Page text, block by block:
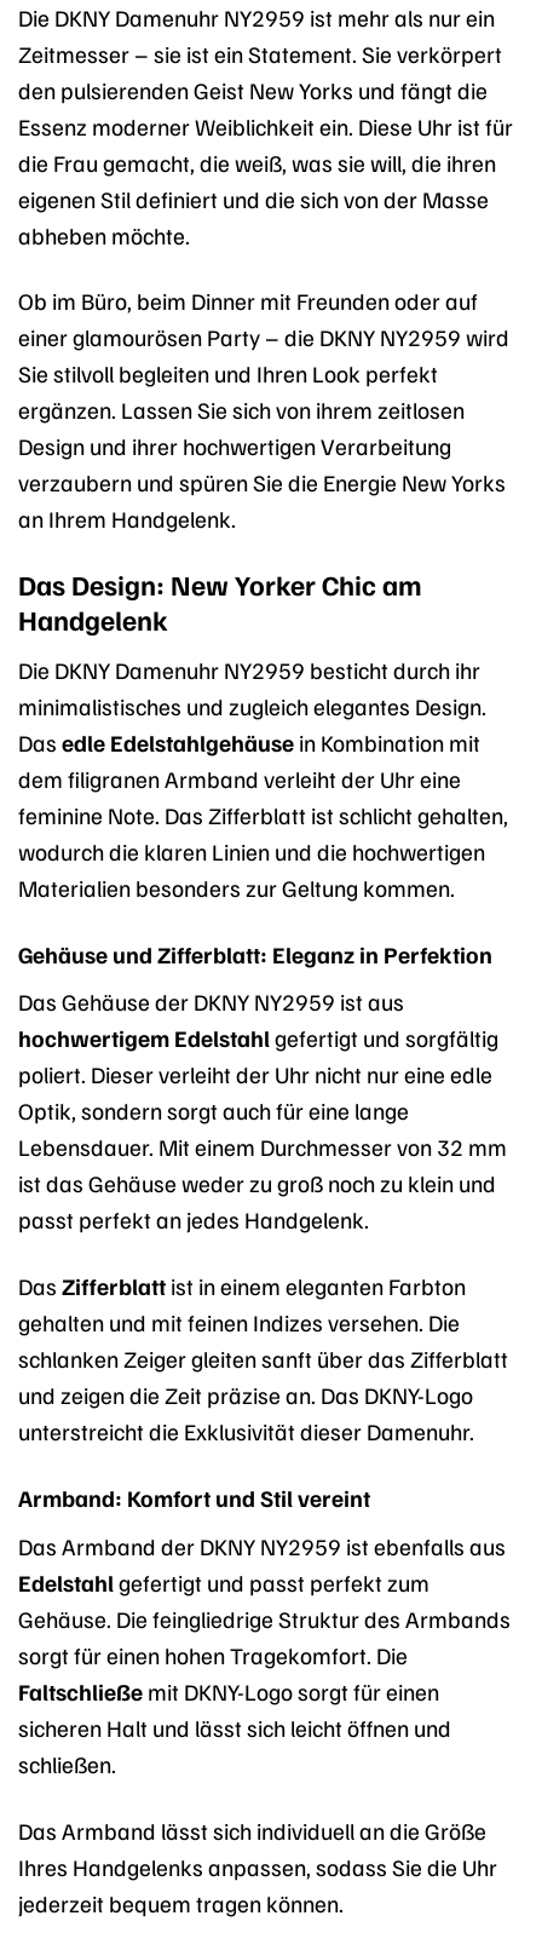
Die DKNY Damenuhr NY2959 ist mehr als nur ein
Zeitmesser – sie ist ein Statement. Sie verkörpert
den pulsierenden Geist New Yorks und fängt die
Essenz moderner Weiblichkeit ein. Diese Uhr ist für
die Frau gemacht, die weiß, was sie will, die ihren
eigenen Stil definiert und die sich von der Masse
abheben möchte.
Ob im Büro, beim Dinner mit Freunden oder auf
einer glamourösen Party – die DKNY NY2959 wird
Sie stilvoll begleiten und Ihren Look perfekt
ergänzen. Lassen Sie sich von ihrem zeitlosen
Design und ihrer hochwertigen Verarbeitung
verzaubern und spüren Sie die Energie New Yorks
an Ihrem Handgelenk.
Das Design: New Yorker Chic am
Handgelenk
Die DKNY Damenuhr NY2959 besticht durch ihr
minimalistisches und zugleich elegantes Design.
Das edle Edelstahlgehäuse in Kombination mit
dem filigranen Armband verleiht der Uhr eine
feminine Note. Das Zifferblatt ist schlicht gehalten,
wodurch die klaren Linien und die hochwertigen
Materialien besonders zur Geltung kommen.
Gehäuse und Zifferblatt: Eleganz in Perfektion
Das Gehäuse der DKNY NY2959 ist aus
hochwertigem Edelstahl gefertigt und sorgfältig
poliert. Dieser verleiht der Uhr nicht nur eine edle
Optik, sondern sorgt auch für eine lange
Lebensdauer. Mit einem Durchmesser von 32 mm
ist das Gehäuse weder zu groß noch zu klein und
passt perfekt an jedes Handgelenk.
Das Zifferblatt ist in einem eleganten Farbton
gehalten und mit feinen Indizes versehen. Die
schlanken Zeiger gleiten sanft über das Zifferblatt
und zeigen die Zeit präzise an. Das DKNY-Logo
unterstreicht die Exklusivität dieser Damenuhr.
Armband: Komfort und Stil vereint
Das Armband der DKNY NY2959 ist ebenfalls aus
Edelstahl gefertigt und passt perfekt zum
Gehäuse. Die feingliedrige Struktur des Armbands
sorgt für einen hohen Tragekomfort. Die
Faltschließe mit DKNY-Logo sorgt für einen
sicheren Halt und lässt sich leicht öffnen und
schließen.
Das Armband lässt sich individuell an die Größe
Ihres Handgelenks anpassen, sodass Sie die Uhr
jederzeit bequem tragen können.